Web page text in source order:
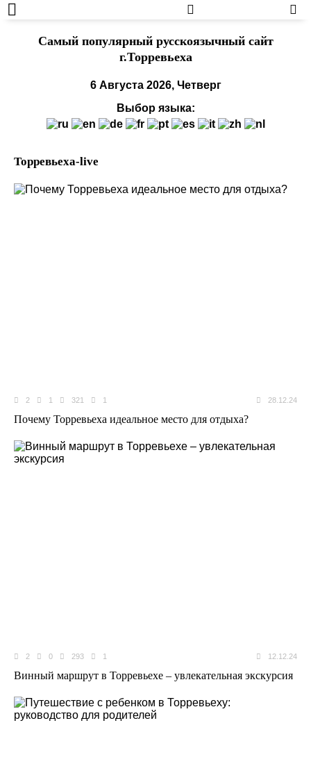
Cамый популярный русскоязычный сайт
г.Торревьеха
6 Августа 2026, Четверг
Выбор языка:
Торревьеха-live
2 1 321 1 28.12.24
Почему Торревьеха идеальное место для отдыха?
2 0 293 1 12.12.24
Винный маршрут в Торревьехе – увлекательная экскурсия